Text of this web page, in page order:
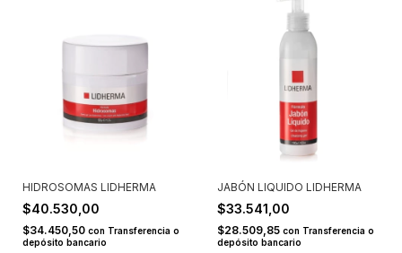
HIDROSOMAS LIDHERMA
$40.530,00
$34.450,50 con Transferencia o
depósito bancario
JABÓN LIQUIDO LIDHERMA
$33.541,00
$28.509,85 con Transferencia o
depósito bancario